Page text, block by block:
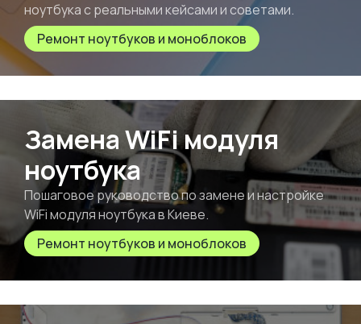
ноутбука с реальными кейсами и советами.
Ремонт ноутбуков и моноблоков
Замена WiFi модуля
ноутбука
Пошаговое руководство по замене и настройке
WiFi модуля ноутбука в Киеве.
Ремонт ноутбуков и моноблоков